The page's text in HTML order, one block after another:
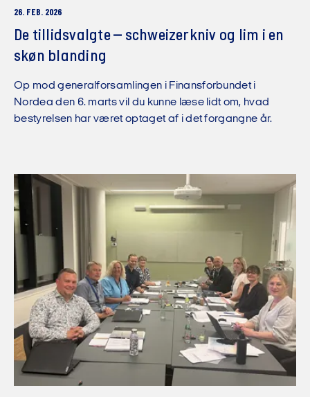
26. FEB. 2026
De tillidsvalgte – schweizerkniv og lim i en
skøn blanding
Op mod generalforsamlingen i Finansforbundet i
Nordea den 6. marts vil du kunne læse lidt om, hvad
bestyrelsen har været optaget af i det forgangne år.